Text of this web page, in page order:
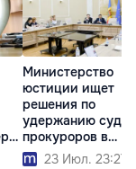
Министерство
юстиции ищет
решения по
удержанию
прокуроров в
системе
23 Июл. 23:27